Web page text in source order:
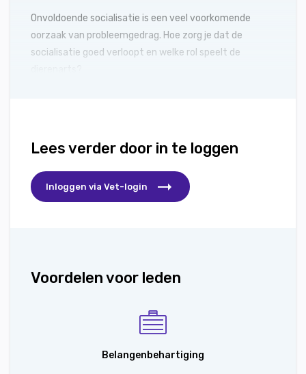
Onvoldoende socialisatie is een veel voorkomende
oorzaak van probleemgedrag. Hoe zorg je dat de
socialisatie goed verloopt en welke rol speelt de
Lees verder door in te loggen
Inloggen via Vet-login
Voordelen voor leden
Belangenbehartiging